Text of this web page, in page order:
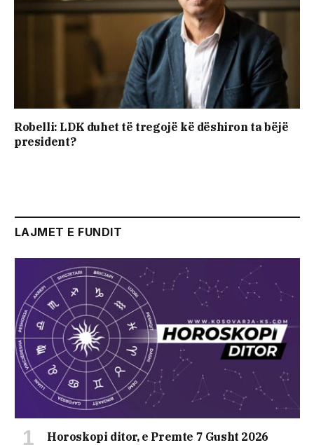
Robelli: LDK duhet të tregojë kë dëshiron ta bëjë
president?
LAJMET E FUNDIT
Horoskopi ditor, e Premte 7 Gusht 2026